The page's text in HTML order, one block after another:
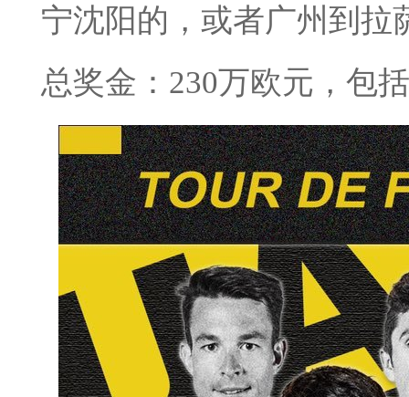
宁沈阳的，或者广州到拉
总奖金：230万欧元，包